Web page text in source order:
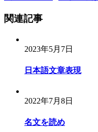
稿
ナ
関連記事
2023年5月7日
日本語文章表現
2022年7月8日
名文を読め